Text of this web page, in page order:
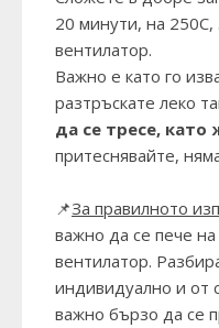
20 минути, на
вентилатор.
Важно е като го
разтръскате леко
да се тресе, като
притеснявайте,
📌За правилното
важно да се пече
вентилатор.
индивидуално и от
важно бързо да се